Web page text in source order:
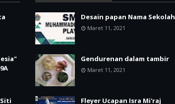
Desain papan Nama Sekolah
Maret 11, 2021
Gendurenan dalam tambir
Maret 11, 2021
Fleyer Ucapan Isra Mi'raj